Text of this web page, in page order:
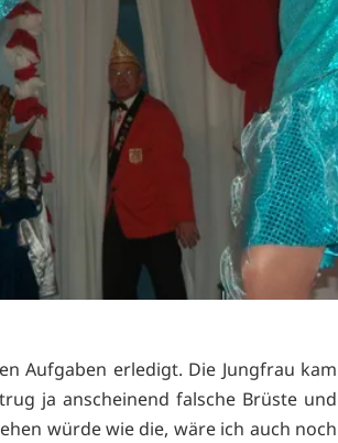
Aufgaben erledigt. Die Jungfrau kam
ja anscheinend falsche Brüste und
würde wie die, wäre ich auch noch